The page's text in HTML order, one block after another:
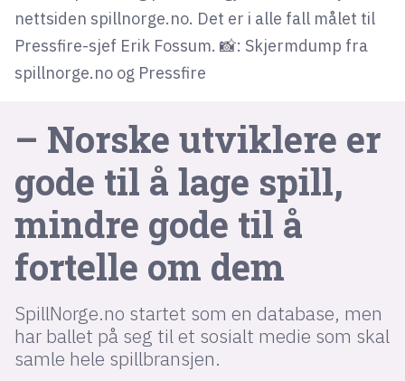
nettsiden spillnorge.no. Det er i alle fall målet til
Pressfire-sjef Erik Fossum. 📸: Skjermdump fra
spillnorge.no og Pressfire
– Norske utviklere er
gode til å lage spill,
mindre gode til å
fortelle om dem
SpillNorge.no startet som en database, men
har ballet på seg til et sosialt medie som skal
samle hele spillbransjen.
lys modus
nyhetsbrev
kode24-klubben
LinkedIn
Bluesky
Facebook
annonsepriser
annonseguide